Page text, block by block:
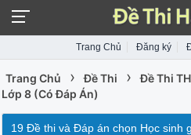
Trang Chủ Đăng ký
Trang Chủ › Đề Thi › Đề Thi
Lớp 8 (Có Đáp Án)
19 Đề thi và Đáp án chọn Học sinh